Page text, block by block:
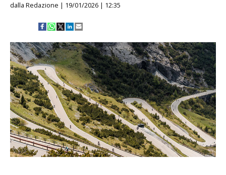
dalla Redazione | 19/01/2026 | 12:35